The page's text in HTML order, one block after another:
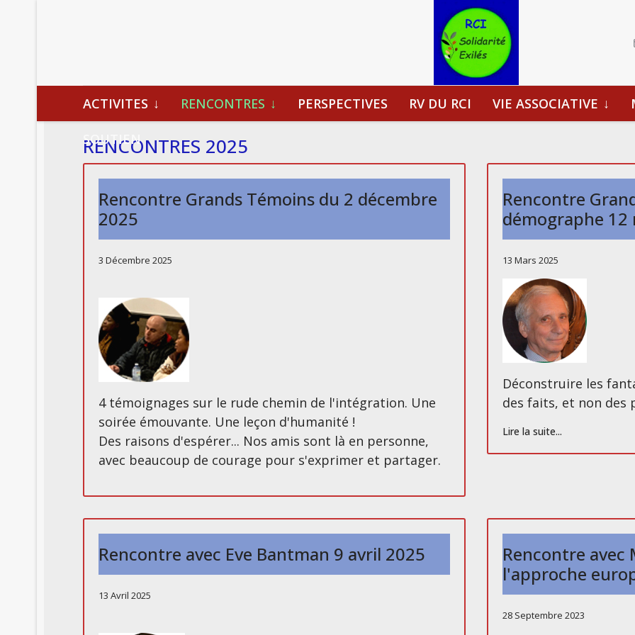
ACTIVITES RENCONTRES PERSPECTIVES RV DU RCI VIE ASSOCIATIVE
SOUTIEN
RENCONTRES 2025
Rencontre Grands Témoins du 2 décembre
2025
3 Décembre 2025
4 témoignages sur le rude chemin de l'intégration. Une
soirée émouvante. Une leçon d'humanité !
Des raisons d'espérer... Nos amis sont là en personne,
avec beaucoup de courage pour s'exprimer et partager.
Rencontre
démographe 12
13 Mars 2025
Déconstruire les
des faits, et non des
Lire la suite...
Rencontre avec Eve Bantman 9 avril 2025
13 Avril 2025
Rencontre
l'approche
28 Septembre 2023